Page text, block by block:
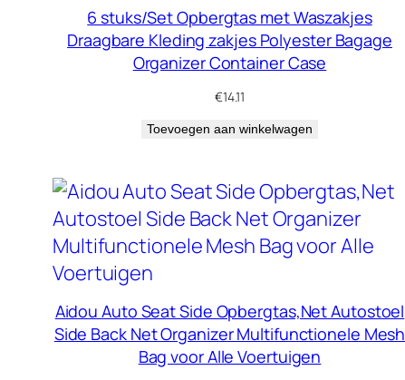
6 stuks/Set Opbergtas met Waszakjes
Draagbare Kleding zakjes Polyester Bagage
Organizer Container Case
€14.11
Toevoegen aan winkelwagen
Aidou Auto Seat Side Opbergtas,Net Autostoel
Side Back Net Organizer Multifunctionele Mesh
Bag voor Alle Voertuigen